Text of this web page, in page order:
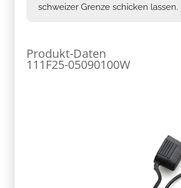
schweizer Grenze schicken lassen.
Produkt-Daten
111F25-05090100W